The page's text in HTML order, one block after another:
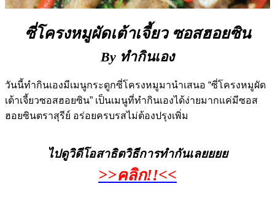
ซี่โครงหมูผัดเต้าเจี้ยว ซอสฮอยซิน
By ทำกินเอง
วันนี้ทำกินเองมีเมนูกระดูกซี่โครงหมูมานำเสนอ “ซี่โครงหมูผัด
เต้าเจี้ยวซอสฮอยซิน” เป็นเมนูที่ทำกินเองได้ง่ายมากแค่มีซอส
ฮอยซินตราสุรีย์ อร่อยครบรสไม่ต้องปรุงเพิ่ม
ไปดูวิดีโอสาธิตวิธีการทำกันเลยยยย
>>คลิก!!<<